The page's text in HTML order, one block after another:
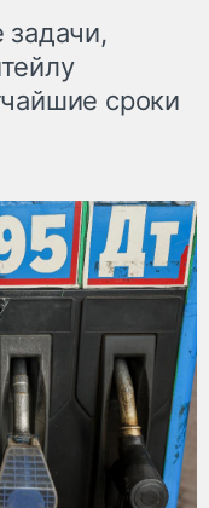
задачи,
сроки